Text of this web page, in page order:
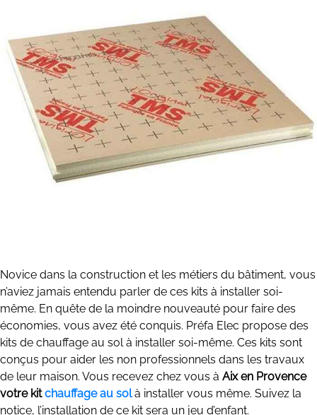
Novice dans la construction et les métiers du bâtiment, vous
n’aviez jamais entendu parler de ces kits à installer soi-
même. En quête de la moindre nouveauté pour faire des
économies, vous avez été conquis. Préfa Elec propose des
kits de chauffage au sol à installer soi-même. Ces kits sont
conçus pour aider les non professionnels dans les travaux
de leur maison. Vous recevez chez vous à Aix en Provence
votre kitchauffage au solà installer vous même. Suivez la
notice, l’installation de ce kit sera un jeu d’enfant.